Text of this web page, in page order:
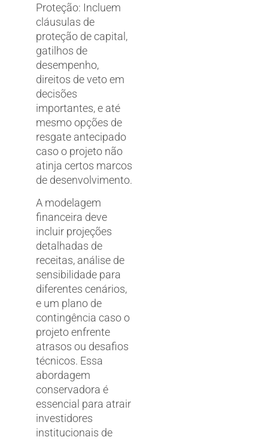
Proteção: Incluem
cláusulas de
proteção de capital,
gatilhos de
desempenho,
direitos de veto em
decisões
importantes, e até
mesmo opções de
resgate antecipado
caso o projeto não
atinja certos marcos
de desenvolvimento.
A modelagem
financeira deve
incluir projeções
detalhadas de
receitas, análise de
sensibilidade para
diferentes cenários,
e um plano de
contingência caso o
projeto enfrente
atrasos ou desafios
técnicos. Essa
abordagem
conservadora é
essencial para atrair
investidores
institucionais de